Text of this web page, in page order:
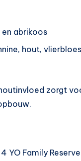
abrikoos
hout,
zorgt
YO Family